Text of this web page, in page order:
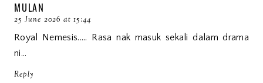
MULAN
25 June 2026 at 15:44
Royal Nemesis..... Rasa nak masuk sekali dalam drama
ni...
Reply